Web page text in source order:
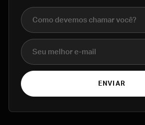
Nome completo
E-mail
ENVIAR